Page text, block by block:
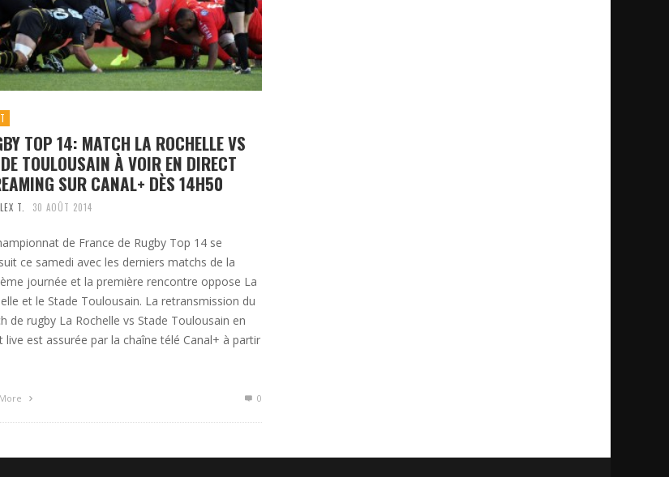
TOP 14: MATCH LA ROCHELLE VS
TOULOUSAIN À VOIR EN DIRECT
SUR CANAL+ DÈS 14H50
T. 30 AOÛT 2014
de France de Rugby Top 14 se
ce samedi avec les derniers matchs de la
journée et la première rencontre oppose La
et le Stade Toulousain. La retransmission du
de rugby La Rochelle vs Stade Toulousain en
live est assurée par la chaîne télé Canal+ à partir
0